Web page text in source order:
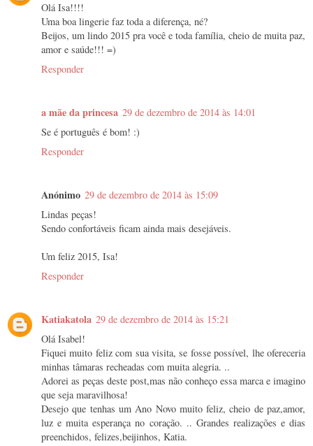
Olá Isa!!!!
Uma boa lingerie faz toda a diferença, né?
Beijos, um lindo 2015 pra você e toda família, cheio de muita paz,
amor e saúde!!! =)
Responder
a mãe da princesa 29 de dezembro de 2014 às 14:01
Se é português é bom! :)
Responder
Anónimo 29 de dezembro de 2014 às 15:09
Lindas peças!
Sendo confortáveis ficam ainda mais desejáveis.
Um feliz 2015, Isa!
Responder
Katiakatola 29 de dezembro de 2014 às 15:21
Olá Isabel!
Fiquei muito feliz com sua visita, se fosse possível, lhe ofereceria
minhas tâmaras recheadas com muita alegria. ..
Adorei as peças deste post,mas não conheço essa marca e imagino
que seja maravilhosa!
Desejo que tenhas um Ano Novo muito feliz, cheio de paz,amor,
luz e muita esperança no coração. .. Grandes realizações e dias
preenchidos, felizes,beijinhos, Katia.